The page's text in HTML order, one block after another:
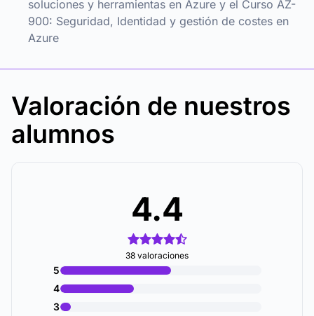
soluciones y herramientas en Azure y el Curso AZ-
900: Seguridad, Identidad y gestión de costes en
Azure
Valoración de nuestros
alumnos
4.4
38 valoraciones
5
4
3